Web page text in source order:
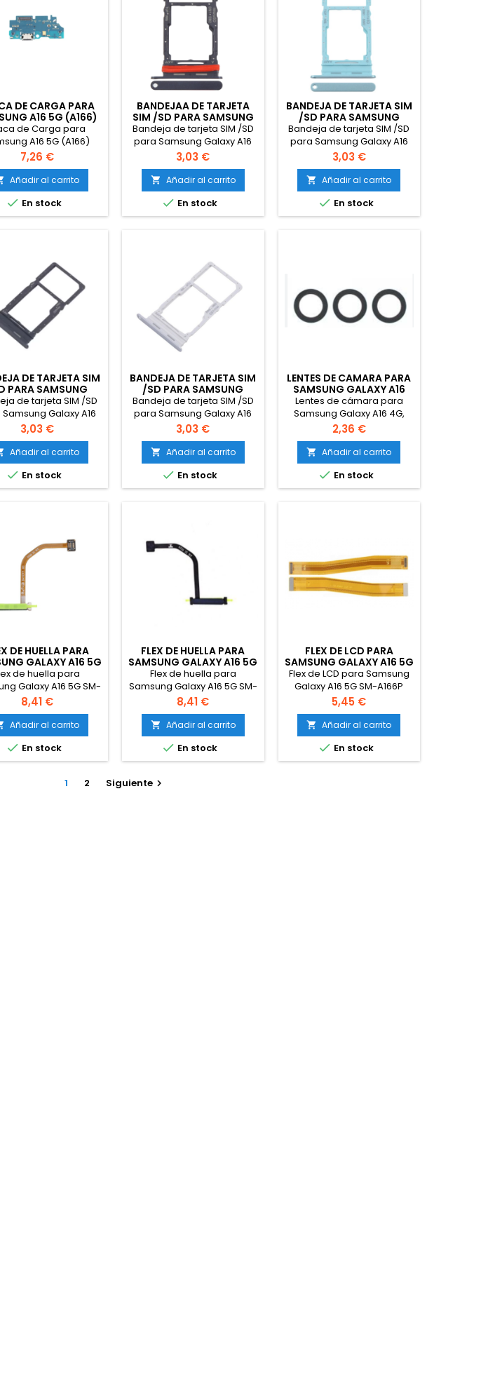
DE CARGA PARA
A16 5G (A166)
ORIGINAL
de Carga para
A16 5G (A166)
Original
Precio
7,26 €
Añadir al carrito
 En stock
BANDEJAA DE TARJETA
SIM /SD PARA SAMSUNG
GALAXY A16 5G SM-A166
NEGRO
Bandeja de tarjeta SIM /SD
para Samsung Galaxy A16
5G SM-A166 Negro
Precio
3,03 €
 Añadir al carrito
 En stock
BANDEJA DE TARJETA SIM
/SD PARA SAMSUNG
GALAXY A16 5G SM-A166
VERDE
Bandeja de tarjeta SIM /SD
para Samsung Galaxy A16
5G SM-A166 Verde
Precio
3,03 €
 Añadir al carrito
 En stock
DE TARJETA SIM
PARA SAMSUNG
A16 4G SM-A165
NEGRO
de tarjeta SIM /SD
Galaxy A16
4G SM-A165 Negro
Precio
3,03 €
Añadir al carrito
 En stock
BANDEJA DE TARJETA SIM
/SD PARA SAMSUNG
GALAXY A16 4G SM-A165
GRIS
Bandeja de tarjeta SIM /SD
para Samsung Galaxy A16
4G SM-A165 Gris
Precio
3,03 €
 Añadir al carrito
 En stock
LENTES DE CAMARA PARA
SAMSUNG GALAXY A16
4G, GALAXY A16 5G
Lentes de cámara para
Samsung Galaxy A16 4G,
Galaxy A16 5G
Precio
2,36 €
 Añadir al carrito
 En stock
DE HUELLA PARA
GALAXY A16 5G
A166 VERDE
de huella para
Galaxy A16 5G SM-
A166 Verde
Precio
8,41 €
Añadir al carrito
 En stock
FLEX DE HUELLA PARA
SAMSUNG GALAXY A16 5G
SM-A166 NEGRO
Flex de huella para
Samsung Galaxy A16 5G SM-
A166 Negro
Precio
8,41 €
 Añadir al carrito
 En stock
FLEX DE LCD PARA
SAMSUNG GALAXY A16 5G
SM-A166P
Flex de LCD para Samsung
Galaxy A16 5G SM-A166P
Precio
5,45 €
 Añadir al carrito
 En stock
1 2 Siguiente 